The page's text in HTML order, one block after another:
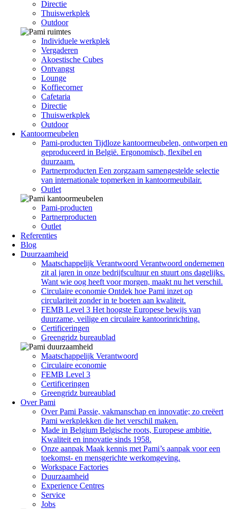
Directie
Thuiswerkplek
Outdoor
Individuele werkplek
Vergaderen
Akoestische Cubes
Ontvangst
Lounge
Koffiecorner
Cafetaria
Directie
Thuiswerkplek
Outdoor
Kantoormeubelen
Pami-producten Tijdloze kantoormeubelen, ontworpen en
geproduceerd in België. Ergonomisch, flexibel en
duurzaam.
Partnerproducten Een zorgzaam samengestelde selectie
van internationale topmerken in kantoormeubilair.
Outlet
Pami-producten
Partnerproducten
Outlet
Referenties
Blog
Duurzaamheid
Maatschappelijk Verantwoord Verantwoord ondernemen
zit al jaren in onze bedrijfscultuur en stuurt ons dagelijks.
Want wie oog heeft voor morgen, maakt nu het verschil.
Circulaire economie Ontdek hoe Pami inzet op
circulariteit zonder in te boeten aan kwaliteit.
FEMB Level 3 Het hoogste Europese bewijs van
duurzame, veilige en circulaire kantoorinrichting.
Certificeringen
Greengridz bureaublad
Maatschappelijk Verantwoord
Circulaire economie
FEMB Level 3
Certificeringen
Greengridz bureaublad
Over Pami
Over Pami Passie, vakmanschap en innovatie; zo creëert
Pami werkplekken die het verschil maken.
Made in Belgium Belgische roots, Europese ambitie.
Kwaliteit en innovatie sinds 1958.
Onze aanpak Maak kennis met Pami’s aanpak voor een
toekomst- en mensgerichte werkomgeving.
Workspace Factories
Duurzaamheid
Experience Centres
Service
Jobs